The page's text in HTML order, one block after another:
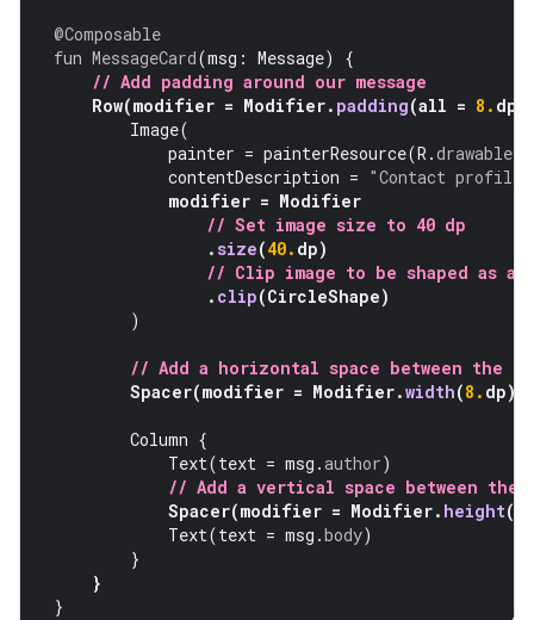
@Composable
fun MessageCard(msg : Message)
{
// Add padding around our message
Row(modifier = Modifier. padding(all = 8. dp
Image(
painter = painterResource(R .drawable
contentDescription = "Contact profile
modifier = Modifier
// Set image size to 40 dp
.size(40. dp)
// Clip image to be shaped as a
. clip(CircleShape)
)
// Add a horizontal space between the
Spacer(modifier = Modifier.width(8. dp))
Column {
Text(text = msg .author)
// Add a vertical space between the
Spacer(modifier = Modifier. height(
Text(text = msg .body)
}
}
}